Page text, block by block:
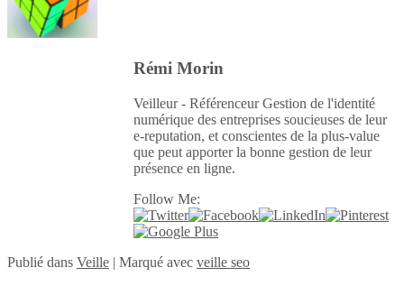
Rémi Morin
Veilleur - Référenceur Gestion de l'identité
numérique des entreprises soucieuses de leur
e-reputation, et conscientes de la plus-value
que peut apporter la bonne gestion de leur
présence en ligne.
Follow Me:
Publié dans Veille | Marqué avec veille seo